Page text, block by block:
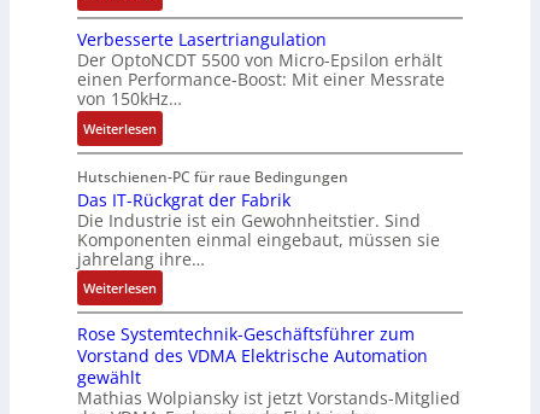
s
i
c
h
e
r
e
E
n
t
w
i
c
k
l
u
n
g
k
i
o
n
e
n
A
r
b
e
i
t
s
k
r
ä
f
t
i
o
n
e
x
p
a
n
d
i
e
r
t
e
i
n
g
a
n
g
i
m
M
a
s
c
h
i
n
e
n
B
a
t
t
e
r
i
e
l
o
s
e
M
u
l
t
t
Verbesserte Lasertriangulation
Der OptoNCDT 5500 von Micro-Epsilon erhält
einen Performance-Boost: Mit einer Messrate
von 150kHz…
Weiterlesen:
V
e
r
b
e
s
s
e
r
t
L
Hutschienen-PC für raue Bedingungen
Das IT-Rückgrat der Fabrik
Die Industrie ist ein Gewohnheitstier. Sind
Komponenten einmal eingebaut, müssen sie
jahrelang ihre…
Weiterlesen:
D
a
s
T
Rose Systemtechnik-Geschäftsführer zum
Vorstand des VDMA Elektrische Automation
gewählt
Mathias Wolpiansky ist jetzt Vorstands-Mitglied